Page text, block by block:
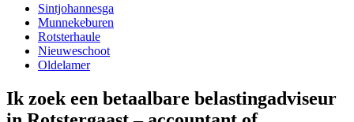
Sintjohannesga
Munnekeburen
Rotsterhaule
Nieuweschoot
Oldelamer
Ik zoek een betaalbare belastingadviseur